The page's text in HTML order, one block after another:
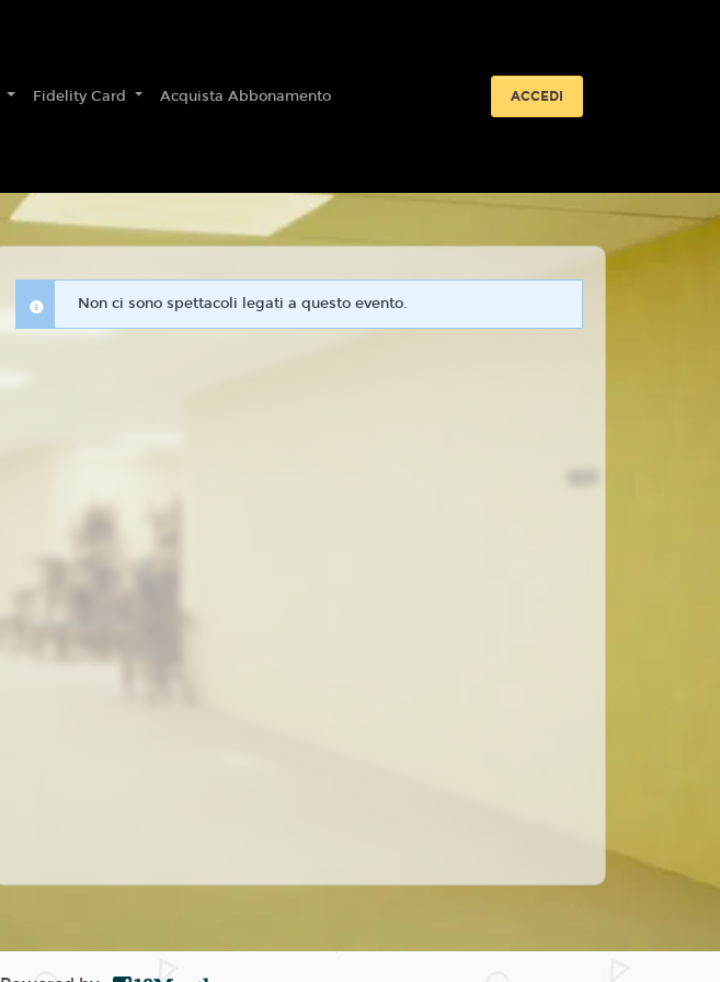
Fidelity Card Acquista Abbonamento ACCEDI
Non ci sono spettacoli legati a questo evento.